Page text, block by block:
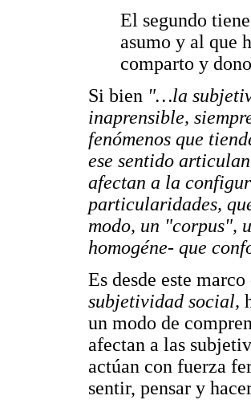
El segundo
asumo y al que
comparto y
Si bien "…la
inaprensible,
fenómenos que
ese sentido
afectan a la
particularidades,
modo, un "corpus",
homogéne- que
Es desde este
subjetividad social,
un modo de
afectan a las
actúan con fuerza
sentir, pensar y